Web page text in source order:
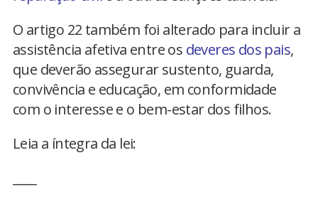
O artigo 22 também foi alterado para incluir a
assistência afetiva entre os deveres dos pais,
que deverão assegurar sustento, guarda,
convivência e educação, em conformidade
com o interesse e o bem-estar dos filhos.
Leia a íntegra da lei: